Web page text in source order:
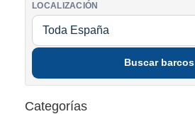
LOCALIZACIÓN
Buscar barcos
Categorías